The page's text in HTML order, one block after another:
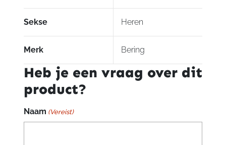
Sekse Heren
Merk Bering
Heb je een vraag over dit
product?
Naam (Vereist)